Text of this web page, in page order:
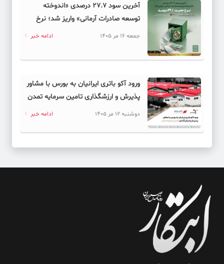
آخرین سود ۲۷.۷ درصدی «اندوخته
توسعه صادرات آرمانی» واریز شد؛ نرخ
جدید ۲۹.۱ درصد
جمعه 16 مر 1405 ادامه خبر
ورود آکو باتری ایرانیان به بورس با مشاور
پذیرش و ارزشگذاری تامین سرمایه تمدن
دوشنبه 12 مر 1405 ادامه خبر